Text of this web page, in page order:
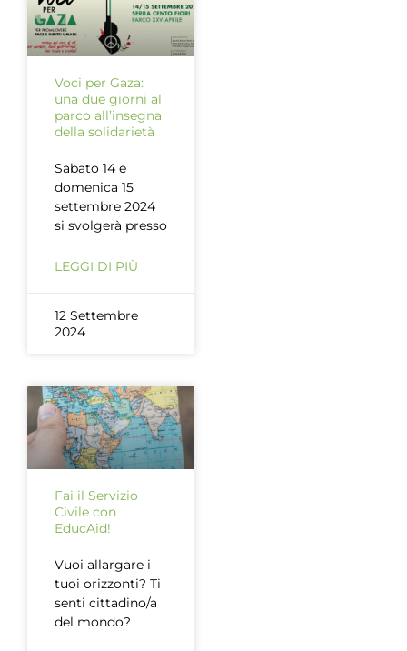
Voci per Gaza:
una due giorni al
parco all’insegna
della solidarietà
Sabato 14 e
domenica 15
settembre 2024
si svolgerà presso
LEGGI DI PIÙ
12 Settembre
2024
Fai il Servizio
Civile con
EducAid!
Vuoi allargare i
tuoi orizzonti? Ti
senti cittadino/a
del mondo?